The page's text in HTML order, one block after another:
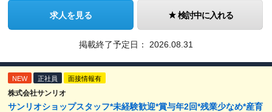
求人を見る 検討中に入れる
掲載終了予定日： 2026.08.31
NEW 正社員 面接情報有
株式会社サンリオ
サンリオショップスタッフ*未経験歓迎*賞与年2回*残業少なめ*産育